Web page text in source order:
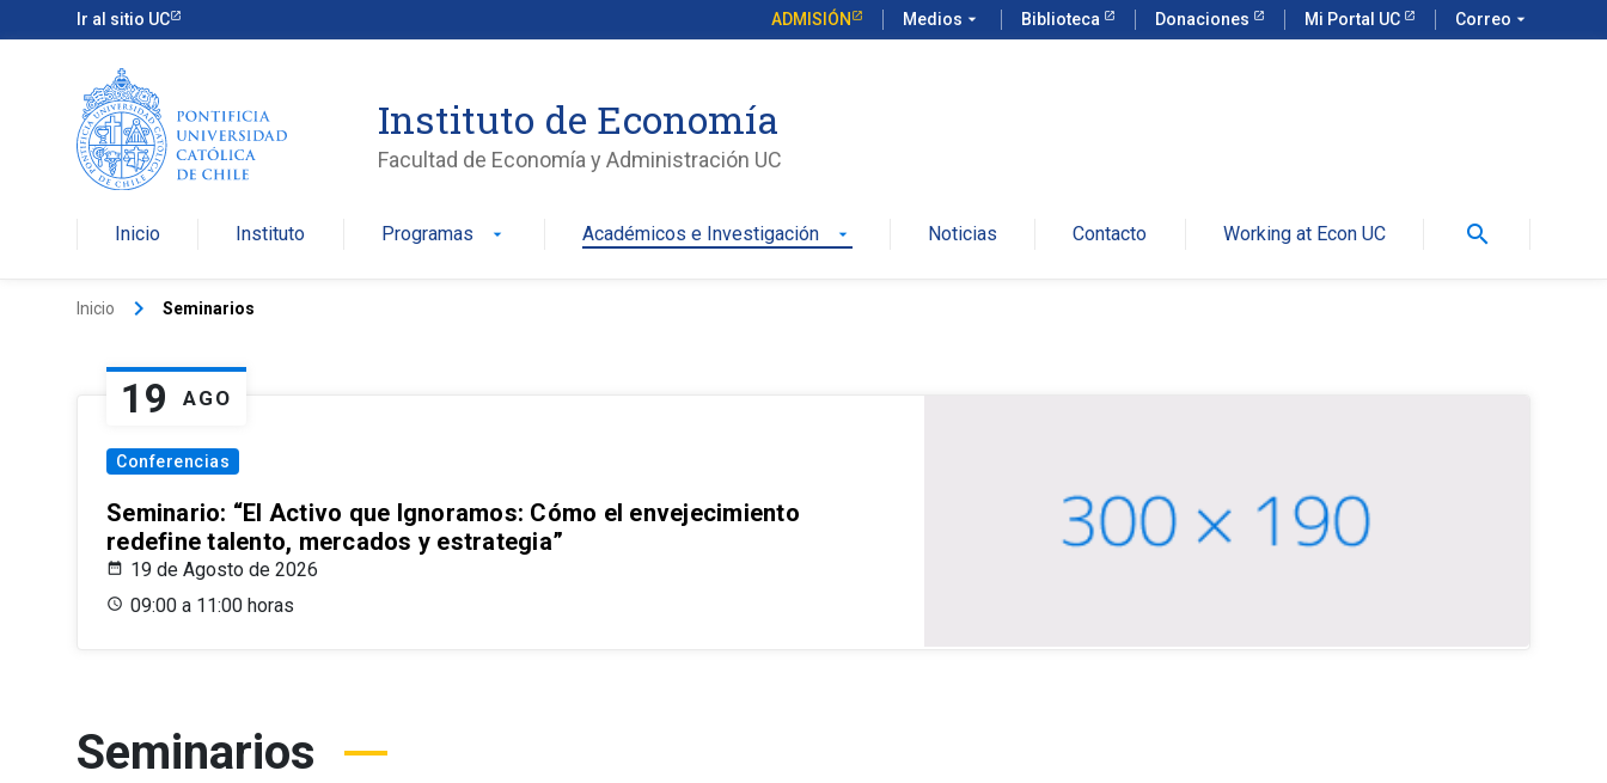
Ir al sitio UC ADMISIÓN Medios arrow_drop_down Biblioteca Donaciones Mi Portal UC Correo arrow_drop_down
Instituto de Economía
Facultad de Economía y Administración UC
Inicio Instituto Programas arrow_drop_down Académicos e Investigación arrow_drop_down Noticias Contacto Working at Econ UC search
Inicio keyboard_arrow_right Seminarios
19 AGO
Conferencias
Seminario: “El Activo que Ignoramos: Cómo el envejecimiento
redefine talento, mercados y estrategia”
19 de Agosto de 2026
09:00 a 11:00 horas
Seminarios